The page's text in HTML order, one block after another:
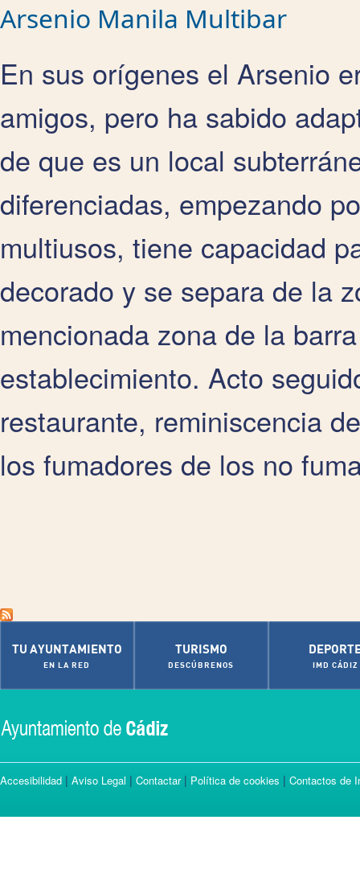
Arsenio Manila Multibar
En sus orígenes el Arsenio
amigos, pero ha sabido
de que es un local
diferenciadas, empezando
multiusos, tiene capacidad
decorado y se separa de la
mencionada zona de la
establecimiento. Acto
restaurante, reminiscencia
los fumadores de los no
TU AYUNTAMIENTO
EN LA RED
TURISMO
DESCÚBRENOS IMD CÁDIZ
Accesibilidad | Aviso Legal | Contactar| Política de cookies | Contactos de